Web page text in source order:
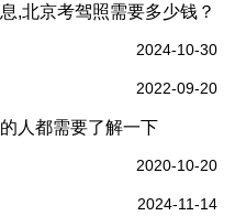
,北京考驾照需要多少钱？
2024-10-30
2022-09-20
人都需要了解一下
2020-10-20
2024-11-14